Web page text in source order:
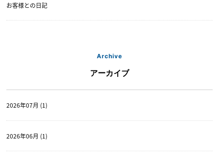
お客様との日記
Archive
アーカイブ
2026年07月 (1)
2026年06月 (1)